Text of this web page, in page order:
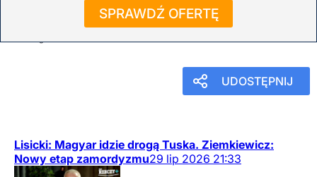
Klasa rządząca zastawiła pułapkę
SPRAWDŹ OFERTĘ
UDOSTĘPNIJ
Lisicki: Magyar idzie drogą Tuska. Ziemkiewicz:
Nowy etap zamordyzmu29 lip 2026 21:33